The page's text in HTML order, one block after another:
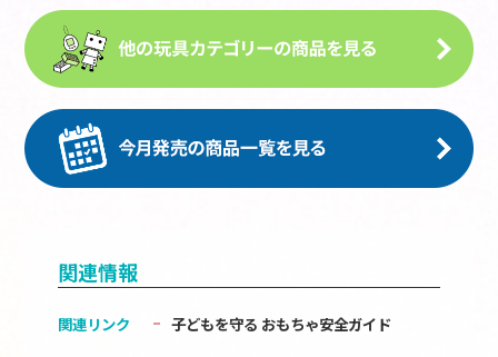
関連情報
関連リンク 子どもを守る おもちゃ安全ガイド